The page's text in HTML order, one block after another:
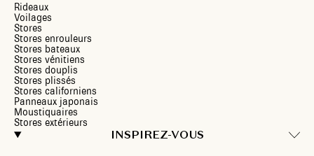
Rideaux
Voilages
Stores
Stores enrouleurs
Stores bateaux
Stores vénitiens
Stores douplis
Stores plissés
Stores californiens
Panneaux japonais
Moustiquaires
Stores extérieurs
INSPIREZ-VOUS